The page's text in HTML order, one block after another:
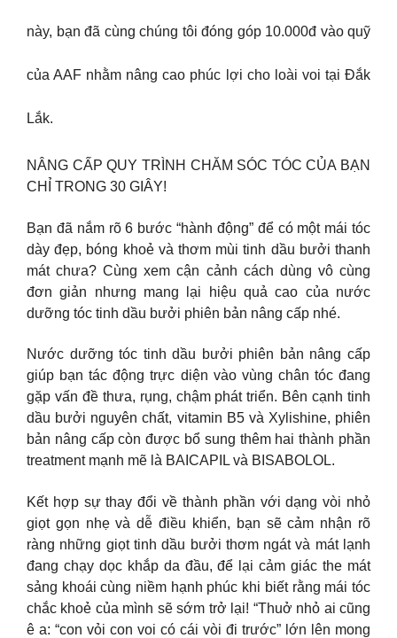
này, bạn đã cùng chúng tôi đóng góp 10.000đ vào quỹ
của AAF nhằm nâng cao phúc lợi cho loài voi tại Đắk
Lắk.
NÂNG CẤP QUY TRÌNH CHĂM SÓC TÓC CỦA BẠN
CHỈ TRONG 30 GIÂY!
Bạn đã nắm rõ 6 bước “hành động” để có một mái tóc
dày đẹp, bóng khoẻ và thơm mùi tinh dầu bưởi thanh
mát chưa? Cùng xem cận cảnh cách dùng vô cùng
đơn giản nhưng mang lại hiệu quả cao của nước
dưỡng tóc tinh dầu bưởi phiên bản nâng cấp nhé.
Nước dưỡng tóc tinh dầu bưởi phiên bản nâng cấp
giúp bạn tác động trực diện vào vùng chân tóc đang
gặp vấn đề thưa, rụng, chậm phát triển. Bên cạnh tinh
dầu bưởi nguyên chất, vitamin B5 và Xylishine, phiên
bản nâng cấp còn được bổ sung thêm hai thành phần
treatment mạnh mẽ là BAICAPIL và BISABOLOL.
Kết hợp sự thay đổi về thành phần với dạng vòi nhỏ
giọt gọn nhẹ và dễ điều khiển, bạn sẽ cảm nhận rõ
ràng những giọt tinh dầu bưởi thơm ngát và mát lạnh
đang chạy dọc khắp da đầu, để lại cảm giác the mát
sảng khoái cùng niềm hạnh phúc khi biết rằng mái tóc
chắc khoẻ của mình sẽ sớm trở lại! “Thuở nhỏ ai cũng
ê a: “con vỏi con voi có cái vòi đi trước” lớn lên mong